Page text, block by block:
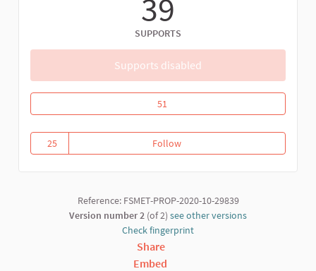
39
SUPPORTS
Supports disabled
Riposte communautaire contre la
51
25
25 followers
FollowRiposte communautaire contre
Reference: FSMET-PROP-2020-10-29839
Version number 2 (of 2) see other versions
Check fingerprint
Share
Embed